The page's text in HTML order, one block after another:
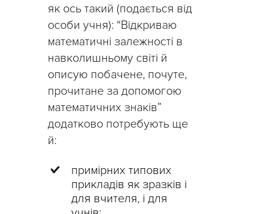
як ось такий (подається від
особи учня): “Відкриваю
математичні залежності в
навколишньому світі й
описую побачене, почуте,
прочитане за допомогою
математичних знаків”
додатково потребують ще
й:
примірних типових
прикладів як зразків і
для вчителя, і для